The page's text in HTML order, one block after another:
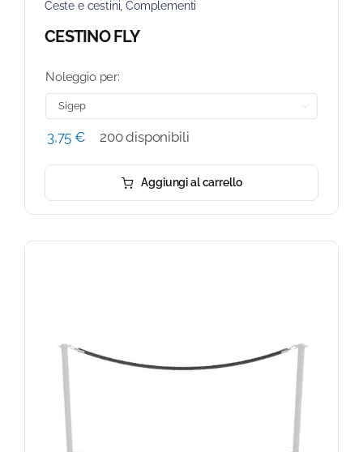
Ceste e cestini ,Complementi
CESTINO FLY
Noleggio per:
3,75€ 200 disponibili
Aggiungi al carrello